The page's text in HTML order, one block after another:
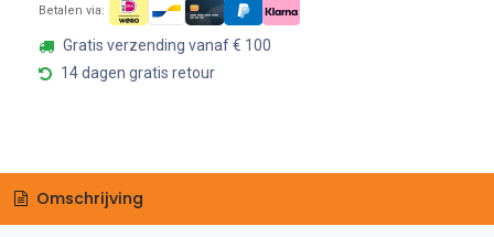
Betalen via:
Gratis verzending vanaf € 100
14 dagen gratis retour
Omschrijving